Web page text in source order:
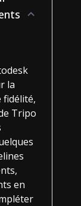
la
fidélité,
Tripo
en